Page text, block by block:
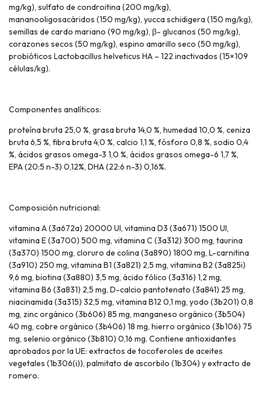
mg/kg), sulfato de condroitina (200 mg/kg),
mananooligosacáridos (150 mg/kg), yucca schidigera (150 mg/kg),
semillas de cardo mariano (90 mg/kg), β- glucanos (50 mg/kg),
corazones secos (50 mg/kg), espino amarillo seco (50 mg/kg),
probióticos Lactobacillus helveticus HA – 122 inactivados (15×109
células/kg).
Componentes analíticos:
proteína bruta 25,0 %, grasa bruta 14,0 %, humedad 10,0 %, ceniza
bruta 6,5 %, fibra bruta 4,0 %, calcio 1,1 %, fósforo 0,8 %, sodio 0,4
%, ácidos grasos omega-3 1,0 %, ácidos grasos omega-6 1,7 %,
EPA (20:5 n-3) 0,12%, DHA (22:6 n-3) 0,16%.
Composición nutricional:
vitamina A (3a672a) 20000 UI, vitamina D3 (3a671) 1500 UI,
vitamina E (3a700) 500 mg, vitamina C (3a312) 300 mg, taurina
(3a370) 1500 mg, cloruro de colina (3a890) 1800 mg, L-carnitina
(3a910) 250 mg, vitamina B1 (3a821) 2,5 mg, vitamina B2 (3a825i)
9,6 mg, biotina (3a880) 3,5 mg, ácido fólico (3a316) 1,2 mg,
vitamina B6 (3a831) 2,5 mg, D-calcio pantotenato (3a841) 25 mg,
niacinamida (3a315) 32,5 mg, vitamina B12 0,1 mg, yodo (3b201) 0,8
mg, zinc orgánico (3b606) 85 mg, manganeso orgánico (3b504)
40 mg, cobre orgánico (3b406) 18 mg, hierro orgánico (3b106) 75
mg, selenio orgánico (3b810) 0,16 mg. Contiene antioxidantes
aprobados por la UE: extractos de tocoferoles de aceites
vegetales (1b306(i)), palmitato de ascorbilo (1b304) y extracto de
romero.